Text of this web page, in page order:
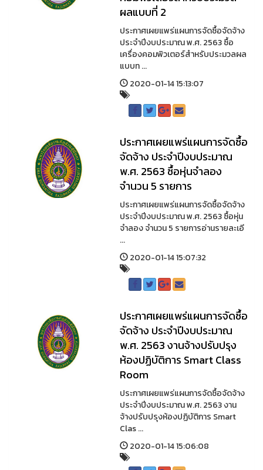
ผลแบบที่ 2
ประกาศเผยแพร่แผนการจัดซื้อจัดจ้าง
ประจำปีงบประมาณ พ.ศ. 2563 ซื้อ
เครื่องคอมพิวเตอร์สำหรับประมวลผล
แบบท ...
2020-01-14 15:13:07
ประกาศเผยแพร่แผนการจัดซื้อ
จัดจ้าง ประจำปีงบประมาณ
พ.ศ. 2563 ซื้อหุ่นจำลอง
จำนวน 5 รายการ
ประกาศเผยแพร่แผนการจัดซื้อจัดจ้าง
ประจำปีงบประมาณ พ.ศ. 2563 ซื้อหุ่น
จำลอง จำนวน 5 รายการอ่านรายละเอี
...
2020-01-14 15:07:32
ประกาศเผยแพร่แผนการจัดซื้อ
จัดจ้าง ประจำปีงบประมาณ
พ.ศ. 2563 งานจ้างปรับปรุง
ห้องปฏิบัติการ Smart Class
Room
ประกาศเผยแพร่แผนการจัดซื้อจัดจ้าง
ประจำปีงบประมาณ พ.ศ. 2563 งาน
จ้างปรับปรุงห้องปฏิบัติการ Smart
Clas ...
2020-01-14 15:06:08